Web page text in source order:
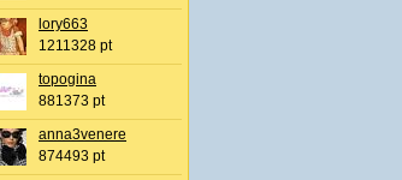
lory663
1211328 pt
topogina
881373 pt
anna3venere
874493 pt